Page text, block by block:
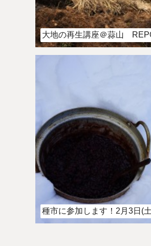
大地の再生講座＠蒜山
種市に参加します！2月3日(